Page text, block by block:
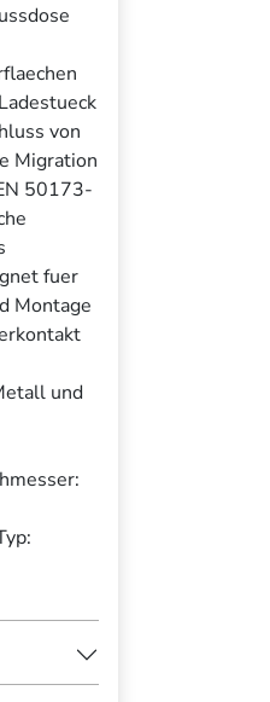
von
Migration
50173-
fuer
Montage
und